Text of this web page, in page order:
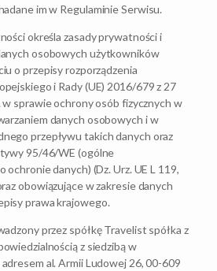
im w Regulaminie Serwisu.
określa zasady prywatności i
osobowych użytkowników
o przepisy rozporządzenia
i Rady (UE) 2016/679 z 27
sprawie ochrony osób fizycznych w
danych osobowych i w
przepływu takich danych oraz
95/46/WE (ogólne
ochronie danych) (Dz. Urz. UE L 119,
obowiązujące w zakresie danych
prawa krajowego.
przez spółkę Travelist spółka z
z siedzibą w
al. Armii Ludowej 26, 00-609